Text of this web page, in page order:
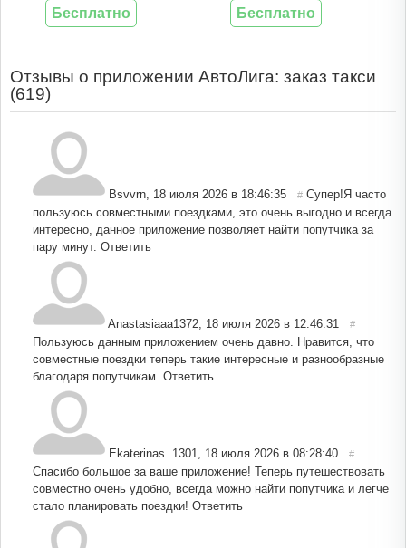
Бесплатно Бесплатно
Отзывы о приложении АвтоЛига: заказ такси
(619)
Bsvvrn 18 июля 2026 в 18:46:35 # Супер!Я часто
пользуюсь совместными поездками, это очень выгодно и всегда
интересно, данное приложение позволяет найти попутчика за
пару минут. Ответить
Anastasiaaa1372 18 июля 2026 в 12:46:31 #
Пользуюсь данным приложением очень давно. Нравится, что
совместные поездки теперь такие интересные и разнообразные
благодаря попутчикам. Ответить
Ekaterinas. 1301 18 июля 2026 в 08:28:40 #
Спасибо большое за ваше приложение! Теперь путешествовать
совместно очень удобно, всегда можно найти попутчика и легче
стало планировать поездки! Ответить